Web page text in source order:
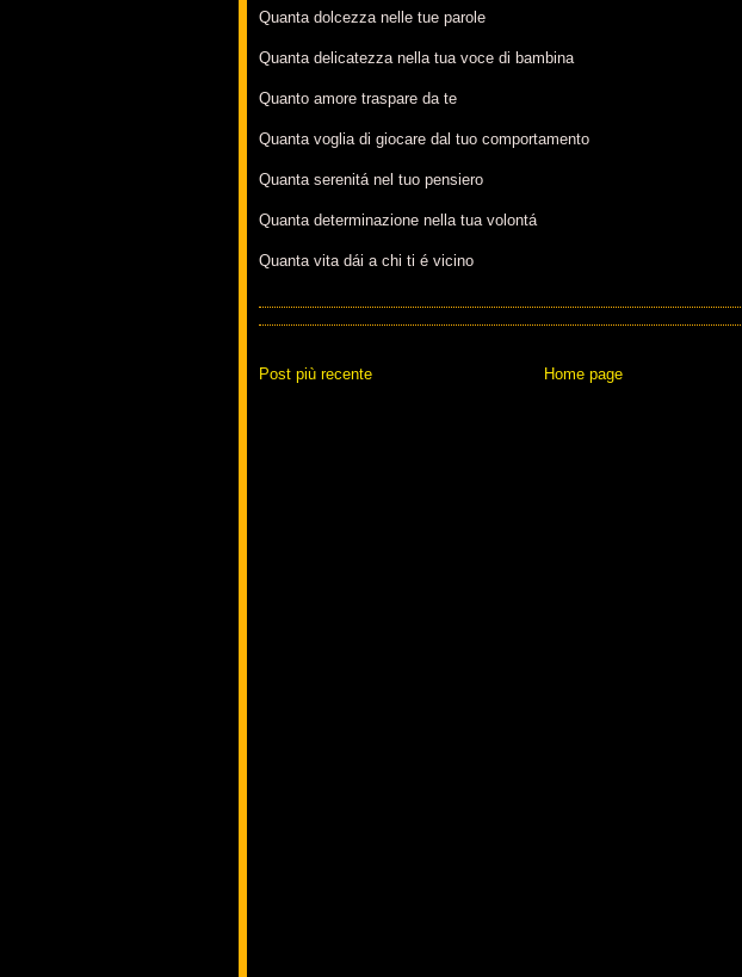
Quanta dolcezza nelle tue parole
Quanta delicatezza nella tua voce di bambina
Quanto amore traspare da te
Quanta voglia di giocare dal tuo comportamento
Quanta serenitá nel tuo pensiero
Quanta determinazione nella tua volontá
Quanta vita dái a chi ti é vicino
Post più recente Home page